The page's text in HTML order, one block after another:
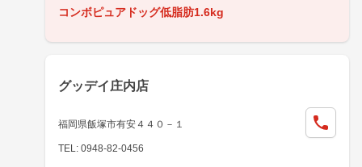
コンボピュアドッグ低脂肪1.6kg
グッデイ庄内店
福岡県飯塚市有安４４０－１
TEL: 0948-82-0456